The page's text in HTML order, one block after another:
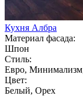
Кухня Албра
Материал фасада:
Шпон
Стиль:
Евро,
Цвет:
Белый, Орех